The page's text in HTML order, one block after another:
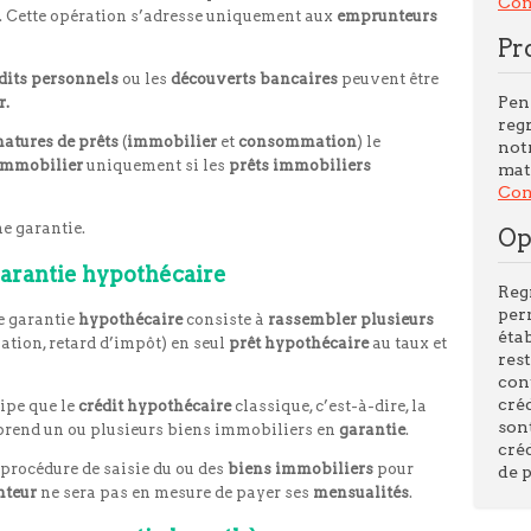
. Cette opération s’adresse uniquement aux emprunteurs
personnels ou les découverts bancaires peuvent être
de prêts (immobilier et consommation) le
uniquement si les prêts immobiliers
garantie.
hypothécaire
garantie hypothécaireconsiste à rassembler plusieurs
retard d’impôt) en seul prêt hypothécaireau taux et
que le crédit hypothécaireclassique, c’est-à-dire, la
un ou plusieurs biens immobiliers en garantie.
de saisie du ou des biens immobiliers pour
ne sera pas en mesure de payer ses mensualités.
de